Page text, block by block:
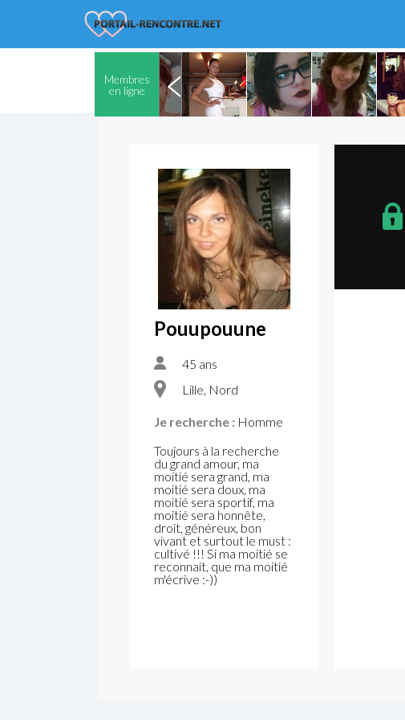
Membres
en ligne
Pouupouune
45 ans
Lille, Nord
Je recherche : Homme
Toujours à la recherche
du grand amour, ma
moitié sera grand, ma
moitié sera doux, ma
moitié sera sportif, ma
moitié sera honnête,
droit, généreux, bon
vivant et surtout le must :
cultivé !!! Si ma moitié se
reconnait, que ma moitié
m'écrive :-))